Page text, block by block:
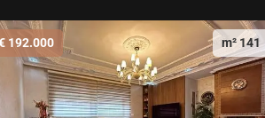
141 m²
192.000 €